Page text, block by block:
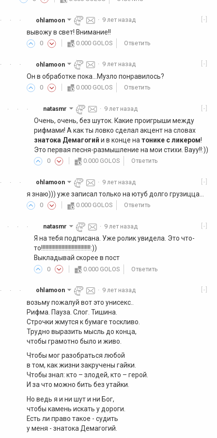
·
·
· [-]
ohlamoon · 9 лет назад
вывожу в свет! Внимание!!
0 0.000 GOLOS Ответить
·
·
· [-]
ohlamoon · 9 лет назад
Он в обработке пока...Музло понравилось?
0 0.000 GOLOS Ответить
·
·
· [-]
natasmr · 9 лет назад
Очень, очень, без шуток. Какие проигрыши между
рифмами! А как ты ловко сделал акцент на словах
знатока Демагогий и в конце на тонике с ликером!
Это первая песня-размышление на мои стихи. Вауу!!:))
0 0.000 GOLOS Ответить
·
·
· [-]
ohlamoon · 9 лет назад
я знаю))) уже записал только на ютуб долго грузицца...
0 0.000 GOLOS Ответить
·
·
· [-]
natasmr · 9 лет назад
Я на тебя подписана. Уже ролик увидела. Это что-
то!!!!!!!!!!!!!!!!!!!!!!!!!!!!!!!!!!:))
Выкладывай скорее в пост
0 0.000 GOLOS Ответить
·
·
· [-]
ohlamoon · 9 лет назад
возьму пожалуй вот это унисекс..
Рифма. Пауза. Слог. Тишина.
Строчки жмутся к бумаге тоскливо.
Трудно выразить мысль до конца,
чтобы грамотно было и живо.
Чтобы мог разобраться любой
в том, как жизни закручены гайки.
Чтобы знал: кто – злодей, кто – герой.
И за что можно бить без утайки.
Но ведь я и ни шут и ни Бог,
чтобы камень искать у дороги.
Есть ли право такое - судить
у меня - знатока Демагогий.